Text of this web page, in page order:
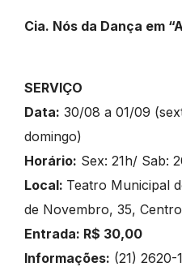
Cia. Nós da Dança em
SERVIÇO
Data: 30/08 a 01/09
domingo)
Horário: Sex: 21h/ Sab:
Local: Teatro Municipal
de Novembro, 35,
Entrada: R$ 30,00
Informações: (21) 2620-